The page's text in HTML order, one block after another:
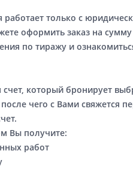
только с
оформить заказ на сумму
по тиражу и
который бронирует
чего с Вами свяжется
Вы получите:
работ